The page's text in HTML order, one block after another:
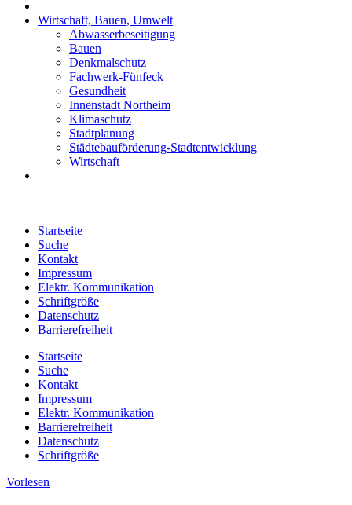
Wirtschaft, Bauen, Umwelt
Abwasserbeseitigung
Bauen
Denkmalschutz
Fachwerk-Fünfeck
Gesundheit
Innenstadt Northeim
Klimaschutz
Stadtplanung
Städtebauförderung-Stadtentwicklung
Wirtschaft
Startseite
Suche
Kontakt
Impressum
Elektr. Kommunikation
Schriftgröße
Datenschutz
Barrierefreiheit
Startseite
Suche
Kontakt
Impressum
Elektr. Kommunikation
Barrierefreiheit
Datenschutz
Schriftgröße
Vorlesen